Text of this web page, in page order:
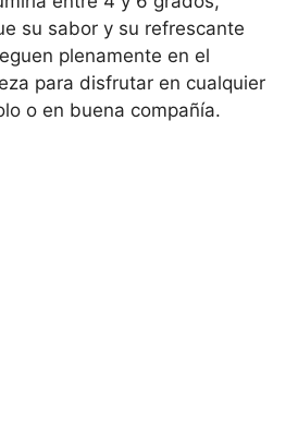
su sabor y su refrescante
plenamente en el
para disfrutar en cualquier
o en buena compañía.